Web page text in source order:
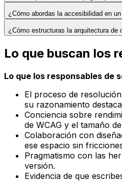
¿Cómo abordas la accesibilidad en
¿Cómo estructuras la arquitectura de
Lo que buscan los
Lo que los responsables de
El proceso de
su razonamiento
Conciencia sobre
de WCAG y el tamaño
Colaboración con
ese espacio sin
Pragmatismo con las
versión.
Evidencia de que